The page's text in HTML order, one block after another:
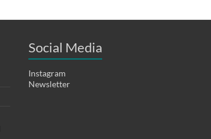
Social Media
Instagram
Newsletter